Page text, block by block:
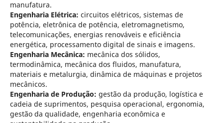
manufatura.
Engenharia Elétrica: circuitos elétricos, sistemas de
potência, eletrônica de potência, eletromagnetismo,
telecomunicações, energias renováveis e eficiência
energética, processamento digital de sinais e imagens.
Engenharia Mecânica: mecânica dos sólidos,
termodinâmica, mecânica dos fluidos, manufatura,
materiais e metalurgia, dinâmica de máquinas e projetos
mecânicos.
Engenharia de Produção: gestão da produção, logística e
cadeia de suprimentos, pesquisa operacional, ergonomia,
gestão da qualidade, engenharia econômica e